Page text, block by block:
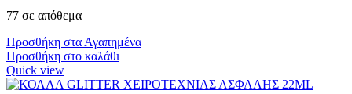
77 σε απόθεμα
Προσθήκη στα Αγαπημένα
Προσθήκη στο καλάθι
Quick view